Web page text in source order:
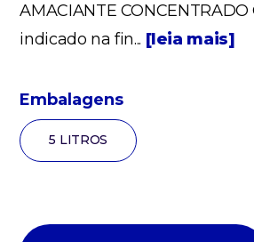
AMACIANTE CONCENTRADO
indicado na fin... [leia mais]
Embalagens
5 LITROS